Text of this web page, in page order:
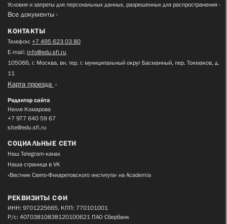
Условия и запреты для персональных данных, разрешенных для распространения
Все документы
КОНТАКТЫ
Телефон: +7 495 623 03 80
E-mail: info@edu.sfi.ru
105066, г. Москва, вн. тер. г. муниципальный округ Басманный, пер. Токмаков, д.
11
Карта проезда
Редактор сайта
Нелля Комарова
+7 977 640 59 67
site@edu.sfi.ru
СОЦИАЛЬНЫЕ СЕТИ
Наш Telegram-канал
Наша страница в VK
«Вестник Свято-Филаретовского института» на Academia
РЕКВИЗИТЫ СФИ
ИНН: 9701225665, КПП: 770101001
Р/с: 40703810838120100621 ПАО Сбербанк